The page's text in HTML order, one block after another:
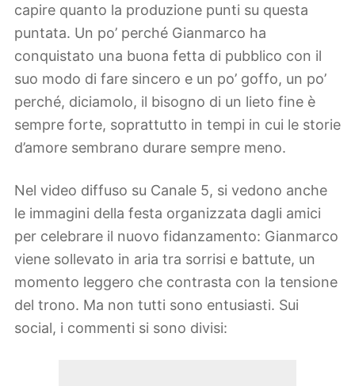
capire quanto la produzione punti su questa
puntata. Un po’ perché Gianmarco ha
conquistato una buona fetta di pubblico con il
suo modo di fare sincero e un po’ goffo, un po’
perché, diciamolo, il bisogno di un lieto fine è
sempre forte, soprattutto in tempi in cui le storie
d’amore sembrano durare sempre meno.
Nel video diffuso su Canale 5, si vedono anche
le immagini della festa organizzata dagli amici
per celebrare il nuovo fidanzamento: Gianmarco
viene sollevato in aria tra sorrisi e battute, un
momento leggero che contrasta con la tensione
del trono. Ma non tutti sono entusiasti. Sui
social, i commenti si sono divisi: